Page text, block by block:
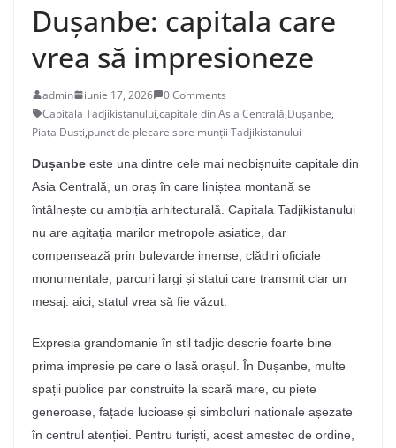
Dușanbe: capitala care
vrea să impresioneze
admin iunie 17, 2026
0 Comments
Capitala Tadjikistanului,capitale din Asia Centrală,Dușanbe,
Piața Dusti,punct de plecare spre munții Tadjikistanului
Dușanbe este una dintre cele mai neobișnuite capitale din
Asia Centrală, un oraș în care liniștea montană se
întâlnește cu ambiția arhitecturală. Capitala Tadjikistanului
nu are agitația marilor metropole asiatice, dar
compensează prin bulevarde imense, clădiri oficiale
monumentale, parcuri largi și statui care transmit clar un
mesaj: aici, statul vrea să fie văzut.
Expresia grandomanie în stil tadjic descrie foarte bine
prima impresie pe care o lasă orașul. În Dușanbe, multe
spații publice par construite la scară mare, cu piețe
generoase, fațade lucioase și simboluri naționale așezate
în centrul atenției. Pentru turiști, acest amestec de ordine,